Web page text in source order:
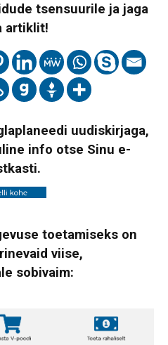
tsensuurile ja jaga
artiklit!
uudiskirjaga,
info otse Sinu e-
toetamiseks on
viise,
sobivaim: